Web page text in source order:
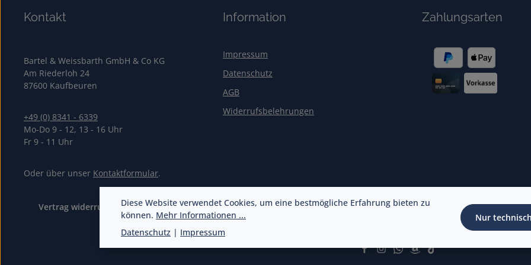
Kontakt
Bartel & Weissbarth GmbH & Co KG
Am Riederloh 24
87600 Kaufbeuren
+49 (0) 8341 - 6339
Mo-Do 9 - 12, 13 - 16 Uhr
Fr 9 - 11 Uhr
Oder über unser Kontaktformular.
Vertrag widerrufen
Information
Impressum
Datenschutz
AGB
Widerrufsbelehrungen
Zahlungsarten
Diese Website verwendet Cookies, um eine bestmögliche Erfahrung bieten zu
können. Mehr Informationen ...
Datenschutz | Impressum
Nur